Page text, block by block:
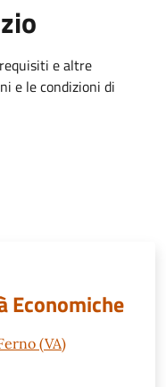
e altre
e le condizioni di
Economiche
(VA)